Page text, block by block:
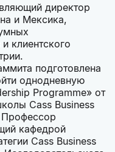
директор
и Мексика,
клиентского
подготовлена
однодневную
Programme» от
Cass Business
кафедрой
Cass Business